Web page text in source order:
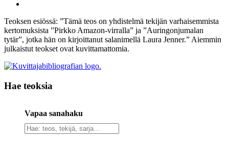
Teoksen esiössä: ”Tämä teos on yhdistelmä tekijän varhaisemmista
kertomuksista ”Pirkko Amazon-virralla” ja ”Auringonjumalan
tytär”, jotka hän on kirjoittanut salanimellä Laura Jenner.” Aiemmin
julkaistut teokset ovat kuvittamattomia.
Hae teoksia
Vapaa sanahaku
Vapaa
sanahaku